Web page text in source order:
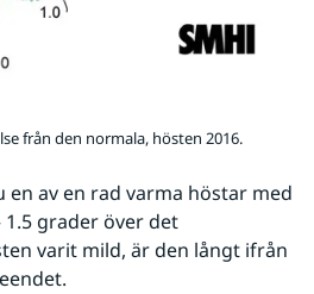
från den normala, hösten 2016.
en av en rad varma höstar med
1.5 grader över det
varit mild, är den långt ifrån